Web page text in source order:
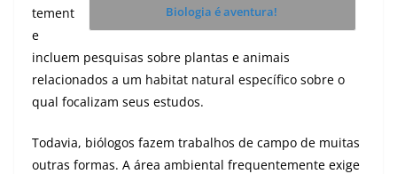
Biologia é aventura!
tement
e
incluem pesquisas sobre plantas e animais
relacionados a um habitat natural específico sobre o
qual focalizam seus estudos.
Todavia, biólogos fazem trabalhos de campo de muitas
outras formas. A área ambiental frequentemente exige